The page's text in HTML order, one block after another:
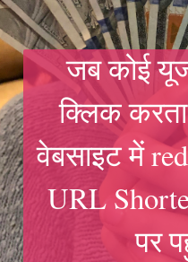
जब कोई
क्लिक
वेबसाइट में
URL
पर